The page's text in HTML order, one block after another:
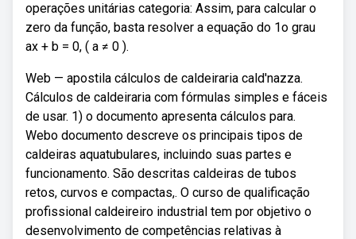
operações unitárias categoria: Assim, para calcular o
zero da função, basta resolver a equação do 1o grau
ax + b = 0, ( a ≠ 0 ).
Web — apostila cálculos de caldeiraria cald'nazza.
Cálculos de caldeiraria com fórmulas simples e fáceis
de usar. 1) o documento apresenta cálculos para.
Webo documento descreve os principais tipos de
caldeiras aquatubulares, incluindo suas partes e
funcionamento. São descritas caldeiras de tubos
retos, curvos e compactas,. O curso de qualificação
profissional caldeireiro industrial tem por objetivo o
desenvolvimento de competências relativas à